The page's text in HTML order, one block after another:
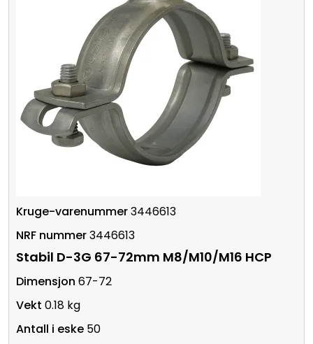
3446613
3446613
Stabil D-3G 67-72mm M8/M10/M16 HCP
67-72
0.18 kg
50